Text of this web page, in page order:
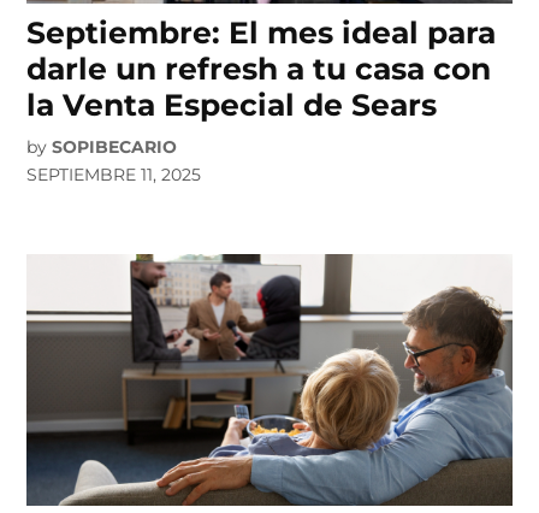
Septiembre: El mes ideal para
darle un refresh a tu casa con
la Venta Especial de Sears
by SOPIBECARIO
SEPTIEMBRE 11, 2025